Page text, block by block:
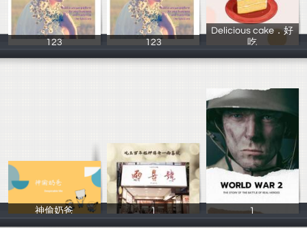
123
黃依庭
123
黃依庭
Delicious cake．好
吃
楊彩莉
神偷奶爸
顏子鈞
1
1
1
1